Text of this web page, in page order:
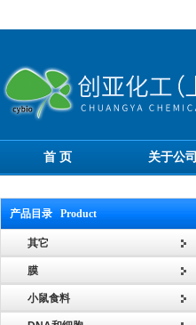
首 页 关于公司
产品目录 Product
其它
膜
小鼠食料